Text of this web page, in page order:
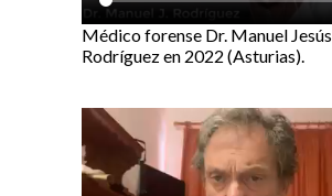
Médico forense Dr. Manuel Jesús
Rodríguez en 2022 (Asturias).